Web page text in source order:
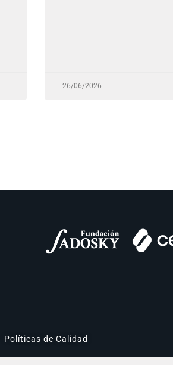
26/06/2026
Políticas de Calidad